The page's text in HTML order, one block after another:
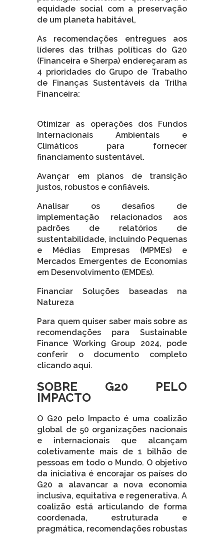
equidade social com a preservação
de um planeta habitável,
As recomendações entregues aos
líderes das trilhas políticas do G20
(Financeira e Sherpa) endereçaram as
4 prioridades do Grupo de Trabalho
de Finanças Sustentáveis da Trilha
Financeira:
Otimizar as operações dos Fundos
Internacionais Ambientais e
Climáticos para fornecer
financiamento sustentável.
Avançar em planos de transição
justos, robustos e confiáveis.
Analisar os desafios de
implementação relacionados aos
padrões de relatórios de
sustentabilidade, incluindo Pequenas
e Médias Empresas (MPMEs) e
Mercados Emergentes de Economias
em Desenvolvimento (EMDEs).
Financiar Soluções baseadas na
Natureza
Para quem quiser saber mais sobre as
recomendações para Sustainable
Finance Working Group 2024, pode
conferir o documento completo
clicando aqui.
SOBRE G20 PELO
IMPACTO
O G20 pelo Impacto é uma coalizão
global de 50 organizações nacionais
e internacionais que alcançam
coletivamente mais de 1 bilhão de
pessoas em todo o Mundo. O objetivo
da iniciativa é encorajar os países do
G20 a alavancar a nova economia
inclusiva, equitativa e regenerativa. A
coalizão está articulando de forma
coordenada, estruturada e
pragmática, recomendações robustas